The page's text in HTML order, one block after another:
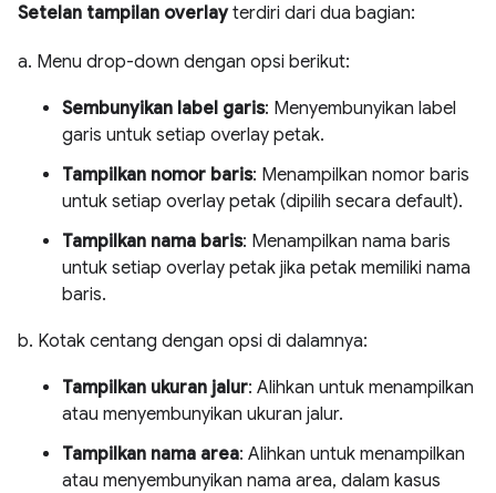
Setelan tampilan overlayterdiri dari dua bagian:
a. Menu drop-down dengan opsi berikut:
Sembunyikan label garis: Menyembunyikan label
garis untuk setiap overlay petak.
Tampilkan nomor baris: Menampilkan nomor baris
untuk setiap overlay petak (dipilih secara default).
Tampilkan nama baris: Menampilkan nama baris
untuk setiap overlay petak jika petak memiliki nama
baris.
b. Kotak centang dengan opsi di dalamnya:
Tampilkan ukuran jalur: Alihkan untuk menampilkan
atau menyembunyikan ukuran jalur.
Tampilkan nama area: Alihkan untuk menampilkan
atau menyembunyikan nama area, dalam kasus